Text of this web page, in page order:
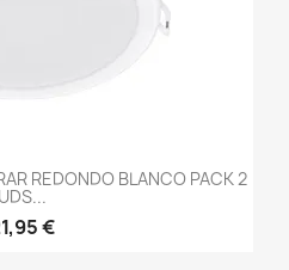
REDONDO BLANCO PACK 2
UDS...
€